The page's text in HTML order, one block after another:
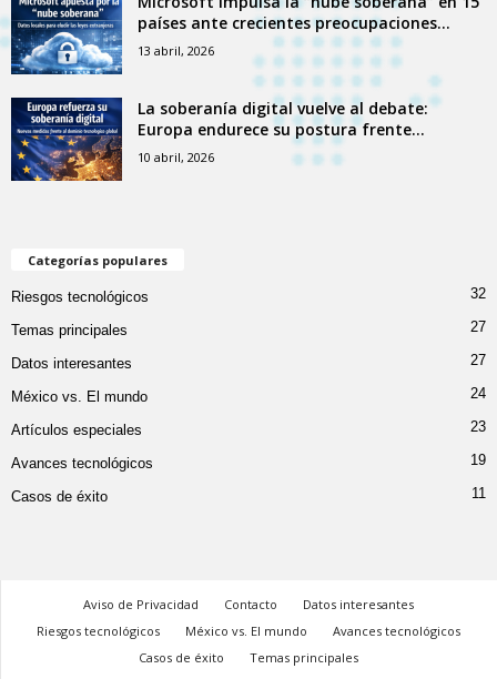
países ante crecientes preocupaciones...
13 abril, 2026
La soberanía digital vuelve al debate:
Europa endurece su postura frente...
10 abril, 2026
Categorías populares
Riesgos tecnológicos 32
Temas principales 27
Datos interesantes 27
México vs. El mundo 24
Artículos especiales 23
Avances tecnológicos 19
Casos de éxito 11
Aviso de Privacidad Contacto
Datos interesantes
Riesgos tecnológicos
México vs. El mundo
Avances tecnológicos
Casos de éxito
Temas principales